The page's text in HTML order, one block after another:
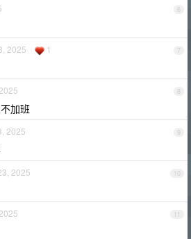
6
7
2025 1
8
加班
9
2025
10
2025
11